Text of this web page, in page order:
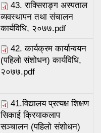
43. राक्सिराङ्ग अस्पताल
व्यवस्थापन तथा संचालन
कार्यविधि, २०७७.pdf
42. कार्यक्रम कार्यान्वयन
(पहिलो संशोधन) कार्यविधि,
२०७७.pdf
41.विद्यालय प्रत्यक्ष शिक्षण
सिकाई क्रियाकलाप
सञ्चालन (पहिलो संशोधन)